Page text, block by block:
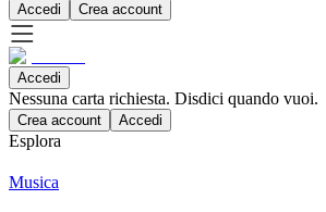
Accedi Crea account
Accedi
Nessuna carta richiesta. Disdici quando vuoi.
Crea account Accedi
Esplora
Musica